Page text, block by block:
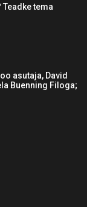
tema
asutaja, David
Buenning Filoga;